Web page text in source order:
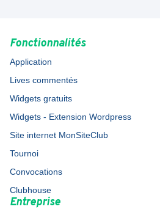
Fonctionnalités
Application
Lives commentés
Widgets gratuits
Widgets - Extension Wordpress
Site internet MonSiteClub
Tournoi
Convocations
Clubhouse
Entreprise